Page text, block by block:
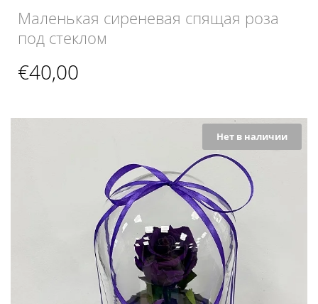
Маленькая сиреневая спящая роза
под стеклом
€40,00
Нет в наличии